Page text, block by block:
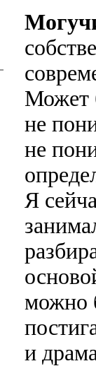
Может
не
не
Я
можно
и